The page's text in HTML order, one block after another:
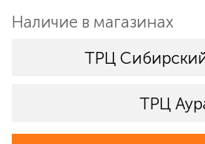
Наличие в магазинах
ТРЦ
ТРЦ